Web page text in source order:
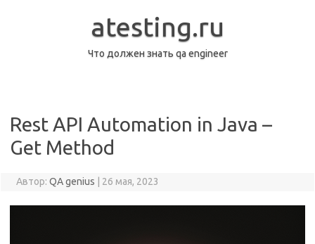
atesting.ru
Что должен знать qa engineer
Rest API Automation in Java –
Get Method
Автор: QA genius 26 мая, 2023